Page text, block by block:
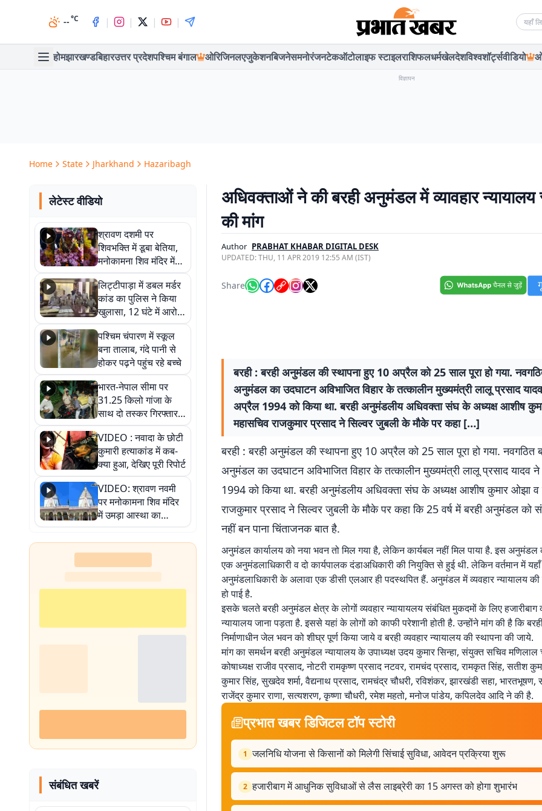
--°C | | | |
होमझारखण्डबिहारउत्तर प्रदेशपश्चिम बंगाल ओरिजिनलएजुकेशनबिजनेसमनोरंजनटेकऑटोलाइफ स्टाइलराशिफलधर्मखेलदेशविश्वशॉर्ट्सवीडियो
विज्ञापन
Home State Jharkhand Hazaribagh
लेटेस्ट वीडियो
श्रावण दशमी पर
शिवभक्ति में डूबा बेतिया,
मनोकामना शिव मंदिर में
हुआ भव्य श्रृंगार
लिट्टीपाड़ा में डबल मर्डर
कांड का पुलिस ने किया
खुलासा, 12 घंटे में आरोपी
गिरफ्तार
पश्चिम चंपारण में स्कूल
बना तालाब, गंदे पानी से
होकर पढ़ने पहुंच रहे बच्चे
भारत-नेपाल सीमा पर
31.25 किलो गांजा के
साथ दो तस्कर गिरफ्तार,
नेपाली नंबर की बाइक
जब्त
VIDEO : नवादा के छोटी
कुमारी हत्याकांड में कब-
क्या हुआ, देखिए पूरी रिपोर्ट
VIDEO: श्रावण नवमी
पर मनोकामना शिव मंदिर
में उमड़ा आस्था का
सैलाब, हर-हर महादेव के
जयघोष से गूंजा परिसर
संबंधित खबरें
अधिवक्ताओं ने की बरही अनुमंडल में व्यावहार न्यायालय
की मांग
Author PRABHAT KHABAR DIGITAL DESK
UPDATED:THU, 11 APR 2019 12:55 AM (IST)
Share
बरही : बरही अनुमंडल की स्थापना हुए 10 अप्रैल को 25 साल पूरा हो गया.
अनुमंडल का उदघाटन अविभाजित विहार के तत्कालीन मुख्यमंत्री लालू प्रसाद
अप्रैल 1994 को किया था. बरही अनुमंडलीय अधिवक्ता संघ के अध्यक्ष आशीष
महासचिव राजकुमार प्रसाद ने सिल्वर जुबली के मौके पर कहा […]
बरही : बरही अनुमंडल की स्थापना हुए 10 अप्रैल को 25 साल पूरा हो गया. नवगठित
अनुमंडल का उदघाटन अविभाजित विहार के तत्कालीन मुख्यमंत्री लालू प्रसाद यादव
1994 को किया था. बरही अनुमंडलीय अधिवक्ता संघ के अध्यक्ष आशीष कुमार ओझा व
राजकुमार प्रसाद ने सिल्वर जुबली के मौके पर कहा कि 25 वर्ष में बरही अनुमंडल को
नहीं बन पाना चिंताजनक बात है.
अनुमंडल कार्यालय को नया भवन तो मिल गया है, लेकिन कार्यबल नहीं मिल पाया है. इस
एक अनुमंडलाधिकारी व दो कार्यपालक दंडाअधिकारी की नियुक्ति से हुई थी. लेकिन वर्तमान में यहाँ
अनुमंडलाधिकारी के अलावा एक डीसी एलआर ही पदस्थपित हैं. अनुमंडल में व्यवहार न्यायालय की
हो पाई है.
इसके चलते बरही अनुमंडल क्षेत्र के लोगों व्यवहार न्यायायलय संबंधित मुकदमों के लिए हजारीबाग
न्यायालय जाना पड़ता है. इससे यहां के लोगों को काफी परेशानी होती है. उन्होंने मांग की है कि
निर्माणाधीन जेल भवन को शीघ्र पूर्ण किया जाये व बरही व्यवहार न्यायालय की स्थापना की जाये.
मांग का समर्थन बरही अनुमंडल न्यायालय के उपाध्यक्ष उदय कुमार सिन्हा, संयुक्त सचिव मणिलाल
कोषाध्यक्ष राजीव प्रसाद, नोटरी रामकृष्ण प्रसाद नटवर, रामचंद प्रसाद, रामकृत सिंह, सतीश
कुमार सिंह, सुखदेव शर्मा, वैद्यनाथ प्रसाद, रामचंद्र चौधरी, रविशंकर, झारखंडी सहा, भारतभूषण,
राजेंद्र कुमार राणा, सत्यशरण, कृष्णा चौधरी, रमेश महतो, मनोज पांडेय, कपिलदेव आदि ने की है.
प्रभात खबर डिजिटल टॉप स्टोरी
1 जलनिधि योजना से किसानों को मिलेगी सिंचाई सुविधा, आवेदन प्रक्रिया शुरू
2 हजारीबाग में आधुनिक सुविधाओं से लैस लाइब्रेरी का 15 अगस्त को होगा शुभारंभ